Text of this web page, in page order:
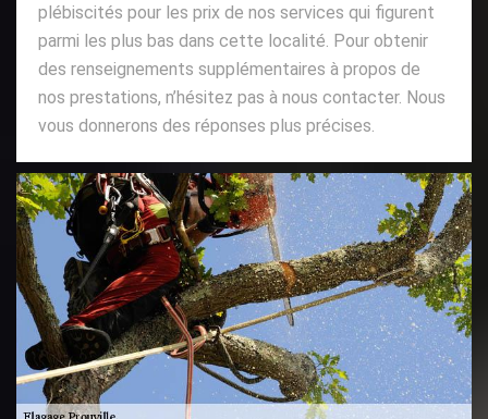
plébiscités pour les prix de nos services qui figurent
parmi les plus bas dans cette localité. Pour obtenir
des renseignements supplémentaires à propos de
nos prestations, n’hésitez pas à nous contacter. Nous
vous donnerons des réponses plus précises.